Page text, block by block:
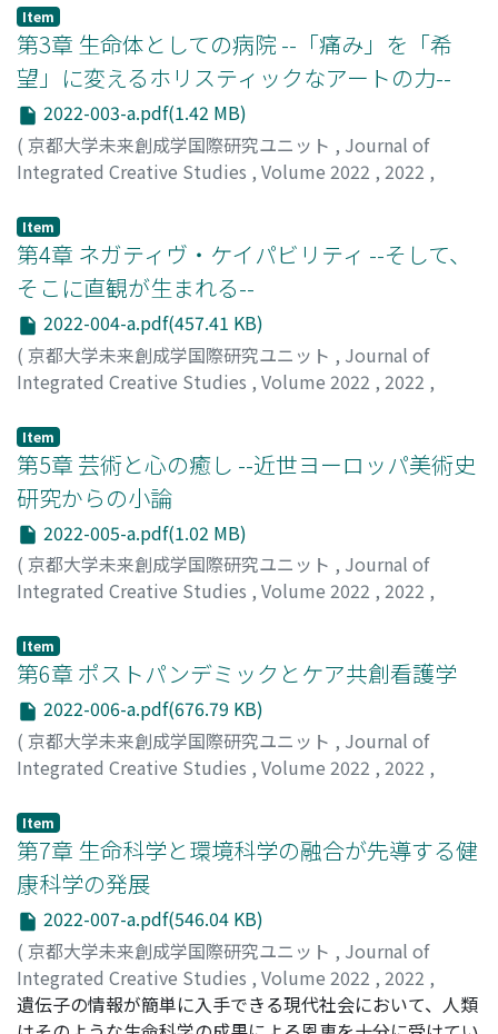
矢野, 雅文
Item
第3章 生命体としての病院 --「痛み」を「希
望」に変えるホリスティックなアートの力--
2022-003-a.pdf(1.42 MB)
( 京都大学未来創成学国際研究ユニット , Journal of
Integrated Creative Studies , Volume 2022 , 2022 ,
森, 合音
Item
第4章 ネガティヴ・ケイパビリティ --そして、
そこに直観が生まれる--
2022-004-a.pdf(457.41 KB)
( 京都大学未来創成学国際研究ユニット , Journal of
Integrated Creative Studies , Volume 2022 , 2022 ,
松木, 邦裕
Item
第5章 芸術と心の癒し --近世ヨーロッパ美術史
研究からの小論
2022-005-a.pdf(1.02 MB)
( 京都大学未来創成学国際研究ユニット , Journal of
Integrated Creative Studies , Volume 2022 , 2022 ,
平川, 佳世
Item
第6章 ポストパンデミックとケア共創看護学
2022-006-a.pdf(676.79 KB)
( 京都大学未来創成学国際研究ユニット , Journal of
Integrated Creative Studies , Volume 2022 , 2022 ,
村瀬, 智子
Item
第7章 生命科学と環境科学の融合が先導する健
康科学の発展
2022-007-a.pdf(546.04 KB)
( 京都大学未来創成学国際研究ユニット , Journal of
Integrated Creative Studies , Volume 2022 , 2022 ,
pp.1-15)
遺伝子の情報が簡単に入手できる現代社会において、人類